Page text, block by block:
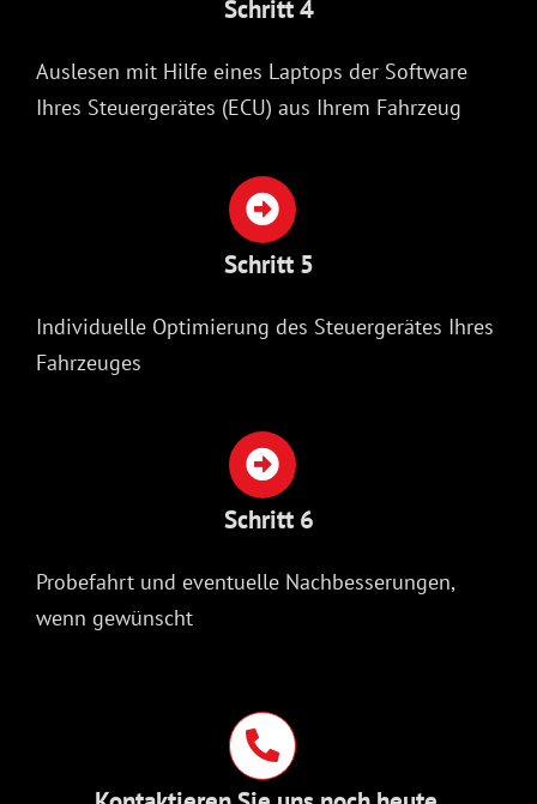
Schritt 4
Auslesen mit Hilfe eines Laptops der Software
Ihres Steuergerätes (ECU) aus Ihrem Fahrzeug
Schritt 5
Individuelle Optimierung des Steuergerätes Ihres
Fahrzeuges
Schritt 6
Probefahrt und eventuelle Nachbesserungen,
wenn gewünscht